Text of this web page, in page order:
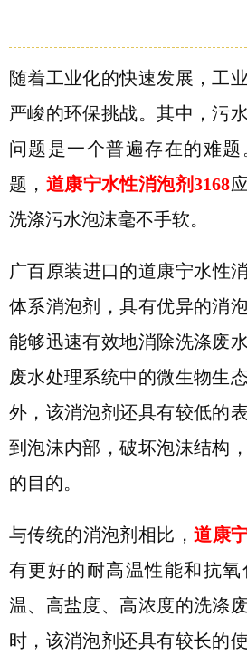
随着工业化的快速发展，工
严峻的环保挑战。其中，污
问题是一个普遍存在的难
题， 道康宁水性消泡剂3168
洗涤污水泡沫毫不手软。
广百原装进口的道康宁水性
体系消泡剂，具有优异的消
能够迅速有效地消除洗涤废
废水处理系统中的微生物生
外，该消泡剂还具有较低的
到泡沫内部，破坏泡沫结构
的目的。
与传统的消泡剂相比，道康
有更好的耐高温性能和抗
温、高盐度、高浓度的洗涤
时，该消泡剂还具有较长的